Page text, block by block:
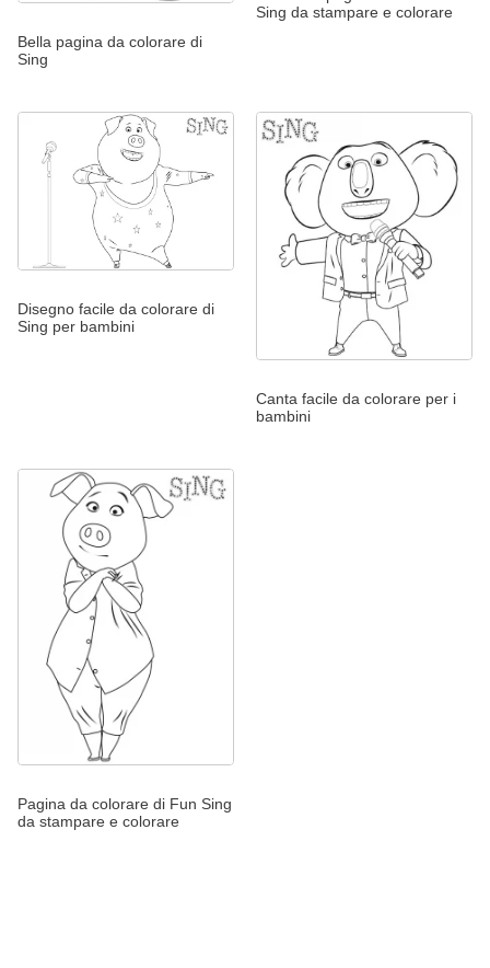
Bella pagina da colorare di
Sing
Sing da stampare e colorare
Disegno facile da colorare di
Sing per bambini
Canta facile da colorare per i
bambini
Pagina da colorare di Fun Sing
da stampare e colorare